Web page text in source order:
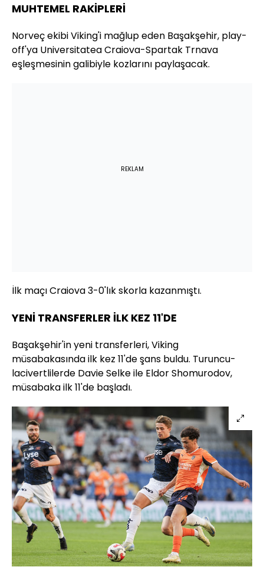
MUHTEMEL RAKİPLERİ
Norveç ekibi Viking'i mağlup eden Başakşehir, play-
off'ya Universitatea Craiova-Spartak Trnava
eşleşmesinin galibiyle kozlarını paylaşacak.
REKLAM
İlk maçı Craiova 3-0'lık skorla kazanmıştı.
YENİ TRANSFERLER İLK KEZ 11'DE
Başakşehir'in yeni transferleri, Viking
müsabakasında ilk kez 11'de şans buldu. Turuncu-
lacivertlilerde Davie Selke ile Eldor Shomurodov,
müsabaka ilk 11'de başladı.